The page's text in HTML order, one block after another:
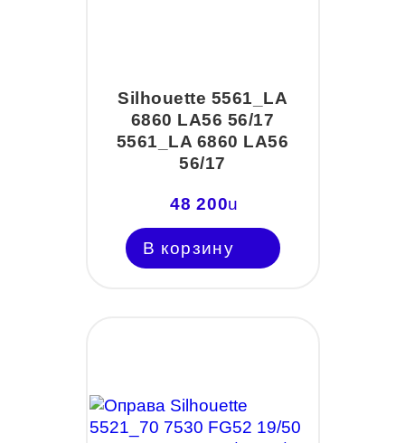
Silhouette 5561_LA
6860 LA56 56/17
5561_LA 6860 LA56
56/17
48 200u
В корзину